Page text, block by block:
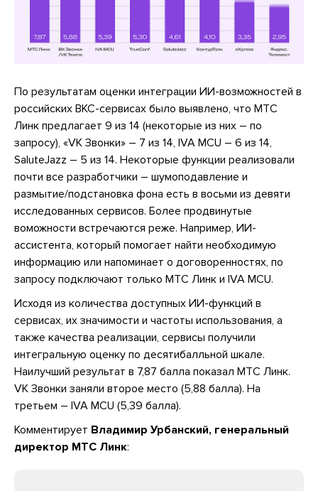
По результатам оценки интеграции ИИ-возможностей в
российских ВКС-сервисах было выявлено, что МТС
Линк предлагает 9 из 14 (некоторые из них – по
запросу), «VK Звонки» – 7 из 14, IVA MCU – 6 из 14,
SaluteJazz – 5 из 14. Некоторые функции реализовали
почти все разработчики – шумоподавление и
размытие/подстановка фона есть в восьми из девяти
исследованных сервисов. Более продвинутые
воможности встречаются реже. Например, ИИ-
ассистента, который помогает найти необходимую
информацию или напоминает о договоренностях, по
запросу подключают только МТС Линк и IVA MCU.
Исходя из количества доступных ИИ-функций в
сервисах, их значимости и частоты использования, а
также качества реализации, сервисы получили
интегральную оценку по десятибалльной шкале.
Наилучший результат в 7,87 балла показал МТС Линк.
VK Звонки заняли второе место (5,88 балла). На
третьем – IVA MCU (5,39 балла).
Комментирует Владимир Урбанский, генеральный
директор МТС Линк: